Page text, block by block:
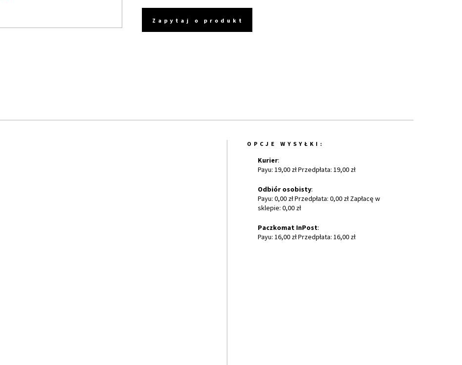
Zapytaj o produkt
OPCJE WYSYŁKI:
Kurier:
Payu: 19,00 zł Przedpłata: 19,00 zł
Odbiór osobisty:
Payu: 0,00 zł Przedpłata: 0,00 zł Zapłacę w
sklepie: 0,00 zł
Paczkomat InPost:
Payu: 16,00 zł Przedpłata: 16,00 zł